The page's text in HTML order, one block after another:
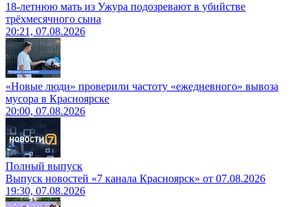
18-летнюю мать из Ужура подозревают в убийстве
трёхмесячного сына
20:21, 07.08.2026
«Новые люди» проверили частоту «ежедневного» вывоза
мусора в Красноярске
20:00, 07.08.2026
Полный выпуск
Выпуск новостей «7 канала Красноярск» от 07.08.2026
19:30, 07.08.2026